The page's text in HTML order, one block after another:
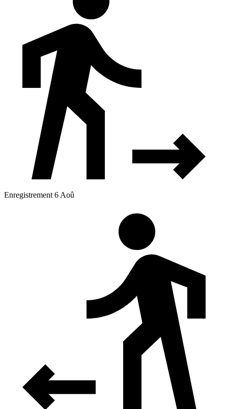
Enregistrement 6 Aoû